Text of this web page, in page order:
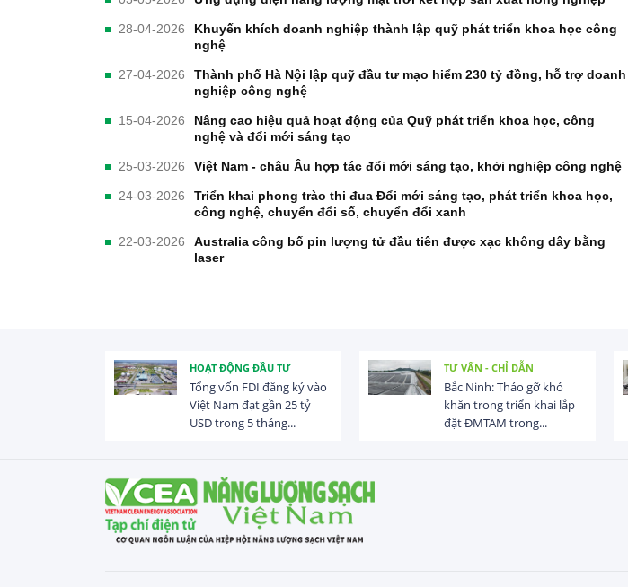
28-04-2026
Khuyến khích doanh nghiệp thành lập quỹ phát triển khoa học công
nghệ
27-04-2026
Thành phố Hà Nội lập quỹ đầu tư mạo hiểm 230 tỷ đồng, hỗ trợ doanh
nghiệp công nghệ
15-04-2026
Nâng cao hiệu quả hoạt động của Quỹ phát triển khoa học, công
nghệ và đổi mới sáng tạo
25-03-2026 Việt Nam - châu Âu hợp tác đổi mới sáng tạo, khởi nghiệp công nghệ
24-03-2026
Triển khai phong trào thi đua Đổi mới sáng tạo, phát triển khoa học,
công nghệ, chuyển đổi số, chuyển đổi xanh
22-03-2026
Australia công bố pin lượng tử đầu tiên được xạc không dây bằng
laser
HOẠT ĐỘNG ĐẦU TƯ
Tổng vốn FDI đăng ký vào
Việt Nam đạt gần 25 tỷ
USD trong 5 tháng...
TƯ VẤN - CHỈ DẪN
Bắc Ninh: Tháo gỡ khó
khăn trong triển khai lắp
đặt ĐMTAM trong...